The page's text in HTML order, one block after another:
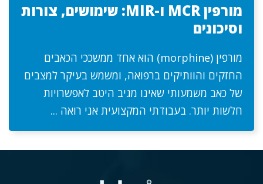
מורפין MCR ו-MIR: שימושים, צורות
וסיכונים
מורפין (morphine) הוא אחד ממשככי הכאבים
החזקים והוותיקים ברפואה, ומשמש בעיקר למצבים
של כאב משמעותי שאינו מגיב היטב לאפשרויות
חלשות יותר. בעבודתי המקצועית אני רואה ...